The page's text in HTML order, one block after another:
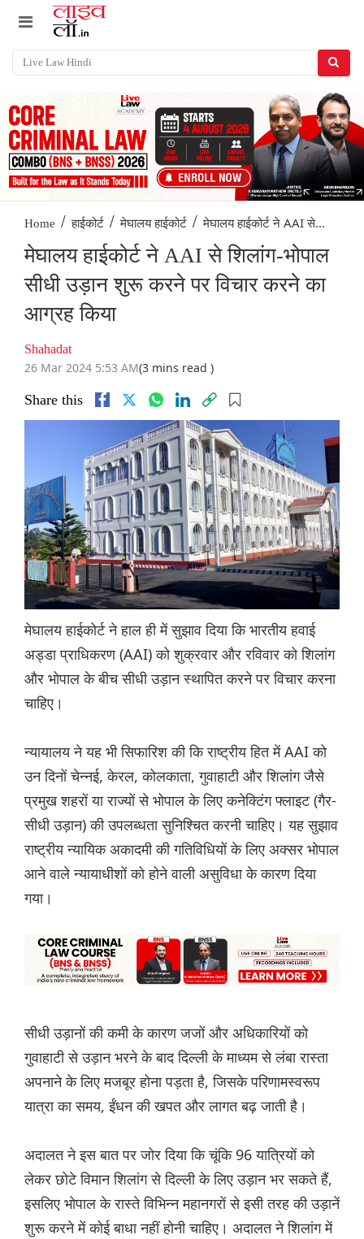
Home / हाईकोर्ट / मेघालय हाईकोर्ट / मेघालय हाईकोर्ट ने AAI से...
मेघालय हाईकोर्ट ने AAI से शिलांग-भोपाल
सीधी उड़ान शुरू करने पर विचार करने का
आग्रह किया
Shahadat
26 Mar 2024 5:53 AM(3 mins read )
Share this
मेघालय हाईकोर्ट ने हाल ही में सुझाव दिया कि भारतीय हवाई
अड्डा प्राधिकरण (AAI) को शुक्रवार और रविवार को शिलांग
और भोपाल के बीच सीधी उड़ान स्थापित करने पर विचार करना
चाहिए।
न्यायालय ने यह भी सिफारिश की कि राष्ट्रीय हित में AAI को
उन दिनों चेन्नई, केरल, कोलकाता, गुवाहाटी और शिलांग जैसे
प्रमुख शहरों या राज्यों से भोपाल के लिए कनेक्टिंग फ्लाइट (गैर-
सीधी उड़ान) की उपलब्धता सुनिश्चित करनी चाहिए। यह सुझाव
राष्ट्रीय न्यायिक अकादमी की गतिविधियों के लिए अक्सर भोपाल
आने वाले न्यायाधीशों को होने वाली असुविधा के कारण दिया
गया।
सीधी उड़ानों की कमी के कारण जजों और अधिकारियों को
गुवाहाटी से उड़ान भरने के बाद दिल्ली के माध्यम से लंबा रास्ता
अपनाने के लिए मजबूर होना पड़ता है, जिसके परिणामस्वरूप
यात्रा का समय, ईंधन की खपत और लागत बढ़ जाती है।
अदालत ने इस बात पर जोर दिया कि चूंकि 96 यात्रियों को
लेकर छोटे विमान शिलांग से दिल्ली के लिए उड़ान भर सकते हैं,
इसलिए भोपाल के रास्ते विभिन्न महानगरों से इसी तरह की उड़ानें
शुरू करने में कोई बाधा नहीं होनी चाहिए। अदालत ने शिलांग में